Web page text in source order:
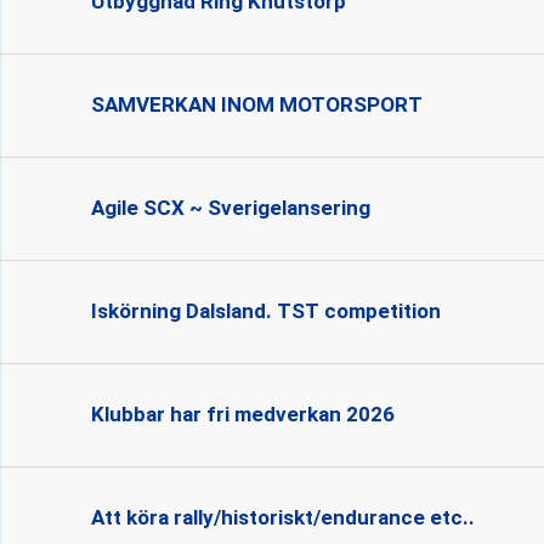
SAMVERKAN INOM MOTORSPORT
Agile SCX ~ Sverigelansering
Iskörning Dalsland. TST competition
Klubbar har fri medverkan 2026
Att köra rally/historiskt/endurance etc..